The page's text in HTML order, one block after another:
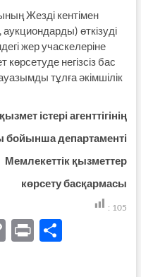
Жезді кентімен
өткізуді
жер учаскелеріне
негізсіз бас
тұлға әкімшілік
істері агенттігінің
департаменті
Мемлекеттік қызметтер
көрсету басқармасы
: 105
C P S